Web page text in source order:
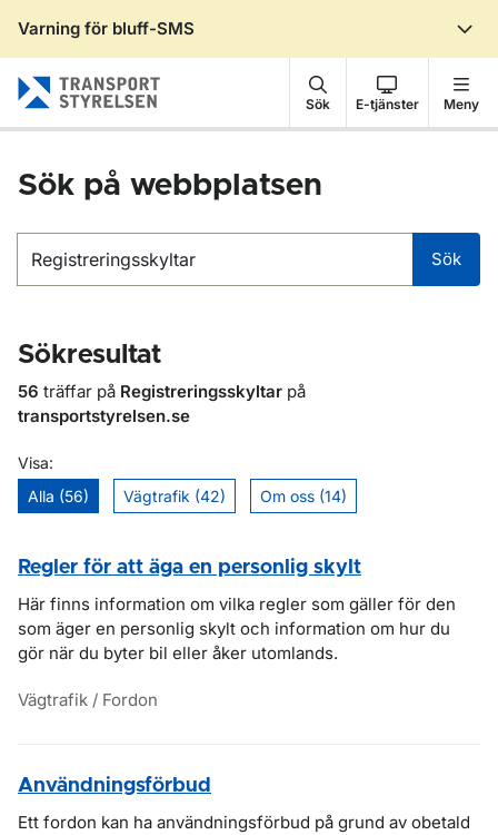
Varning för bluff-SMS
Sök E-tjänster Meny
Sök på webbplatsen
Sök
Sökresultat
56 träffar på Registreringsskyltar på
transportstyrelsen.se
Visa:
Alla (56)
Vägtrafik (42) Om oss (14)
Regler för att äga en personlig skylt
Här finns information om vilka regler som gäller för den
som äger en personlig skylt och information om hur du
gör när du byter bil eller åker utomlands.
Vägtrafik / Fordon
Användningsförbud
Ett fordon kan ha användningsförbud på grund av obetald